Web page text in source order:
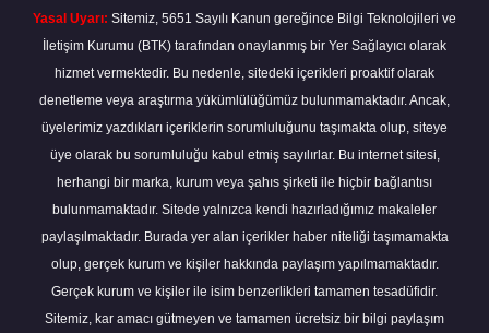
Yasal Uyarı: Sitemiz, 5651 Sayılı Kanun gereğince Bilgi Teknolojileri ve
İletişim Kurumu (BTK) tarafından onaylanmış bir Yer Sağlayıcı olarak
hizmet vermektedir. Bu nedenle, sitedeki içerikleri proaktif olarak
denetleme veya araştırma yükümlülüğümüz bulunmamaktadır. Ancak,
üyelerimiz yazdıkları içeriklerin sorumluluğunu taşımakta olup, siteye
üye olarak bu sorumluluğu kabul etmiş sayılırlar. Bu internet sitesi,
herhangi bir marka, kurum veya şahıs şirketi ile hiçbir bağlantısı
bulunmamaktadır. Sitede yalnızca kendi hazırladığımız makaleler
paylaşılmaktadır. Burada yer alan içerikler haber niteliği taşımamakta
olup, gerçek kurum ve kişiler hakkında paylaşım yapılmamaktadır.
Gerçek kurum ve kişiler ile isim benzerlikleri tamamen tesadüfidir.
Sitemiz, kar amacı gütmeyen ve tamamen ücretsiz bir bilgi paylaşım